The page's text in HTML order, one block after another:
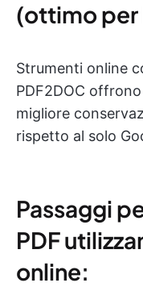
(ottimo per
Strumenti online
PDF2DOC
migliore
rispetto al solo
Passaggi
PDF
online: